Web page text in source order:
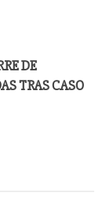
DE
TRAS CASO